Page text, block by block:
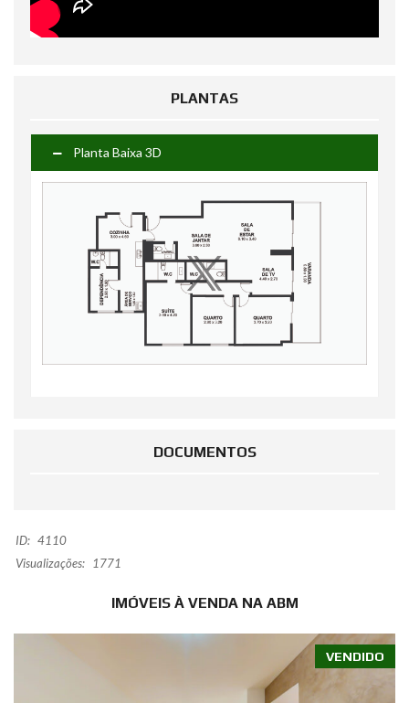
PLANTAS
Planta Baixa 3D
DOCUMENTOS
ID: 4110
Visualizações:
1771
IMÓVEIS À VENDA NA ABM
VENDIDO